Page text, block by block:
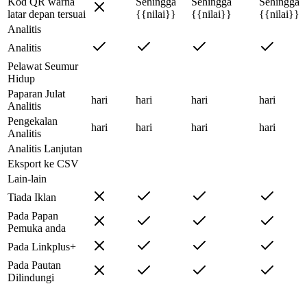
latar depan tersuai
{{nilai}}
{{nilai}}
{{nilai}}
Analitis
Analitis
Pelawat Seumur
Hidup
Paparan Julat
Analitis
hari hari hari
hari
Pengekalan
Analitis
hari hari hari
hari
Analitis Lanjutan
Eksport ke CSV
Lain-lain
Tiada Iklan
Pada Papan
Pemuka anda
Pada Linkplus+
Pada Pautan
Dilindungi